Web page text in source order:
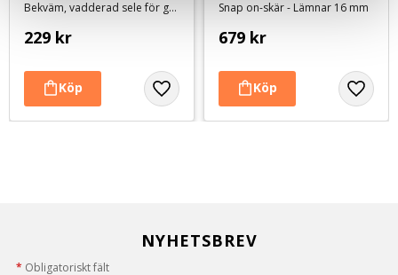
Bekväm, vadderad sele för galge
229 kr
Snap on-skär - Lämnar 16 mm
679 kr
NYHETSBREV
* Obligatoriskt fält